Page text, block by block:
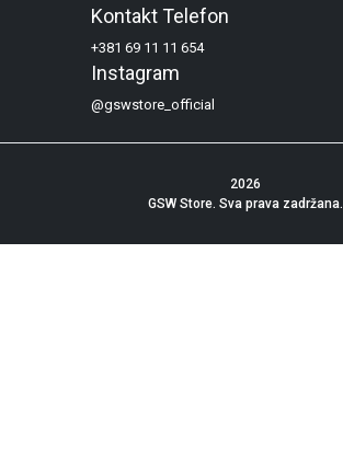
Kontakt Telefon
+381 69 11 11 654
Instagram
@gswstore_official
2026
GSW Store. Sva prava zadržana.